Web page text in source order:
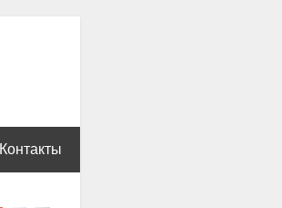
Контакты